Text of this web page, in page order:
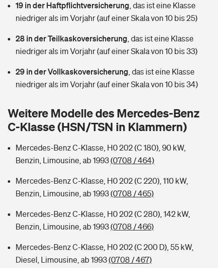
Wer versichert was: Jetzt Versicherer finden
Mietkautionsversicherung
Zur Übersicht
Tools
Hochwasser-Check: Wie gefährdet ist Ihr Haus?
Wer versichert was: Jetzt Versicherer finden
Reiseversicherung
Pferdehalter-Haftpflicht
Private Cyberversicherung
Musikinstrumentenversicherung
Typklassen: So ist Ihr Auto eingestuft
Zur Übersicht
Tools
Wer versichert was: Jetzt Versicherer finden
Rentenrechner: Wie viel Geld bekomme ich im Alter?
19 in der Haftpflichtversicherung das ist eine Klasse
niedriger als im Vorjahr (auf einer Skala von 10 bis 25)
28 in der Teilkaskoversicherung das ist eine Klasse
niedriger als im Vorjahr (auf einer Skala von 10 bis 33)
29 in der Vollkaskoversicherung das ist eine Klasse
niedriger als im Vorjahr (auf einer Skala von 10 bis 34)
Weitere Modelle des Mercedes-Benz
C-Klasse (HSN/TSN in Klammern)
Mercedes-Benz C-Klasse, H0 202 (C 180), 90 kW,
Benzin, Limousine, ab 1993(0708 / 464)
Mercedes-Benz C-Klasse, H0 202 (C 220), 110 kW,
Benzin, Limousine, ab 1993(0708 / 465)
Mercedes-Benz C-Klasse, H0 202 (C 280), 142 kW,
Benzin, Limousine, ab 1993(0708 / 466)
Mercedes-Benz C-Klasse, H0 202 (C 200 D), 55 kW,
Diesel, Limousine, ab 1993(0708 / 467)